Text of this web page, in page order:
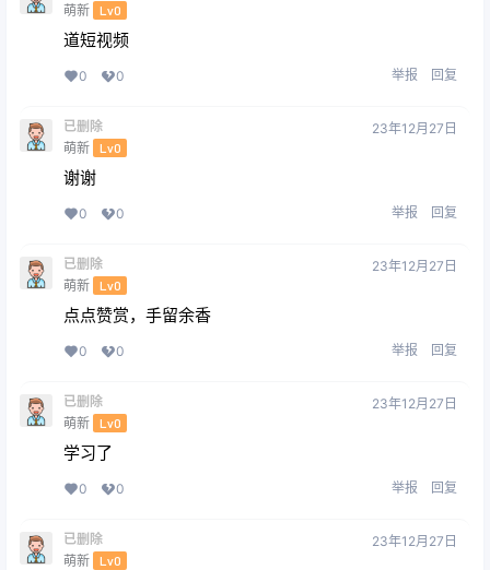
萌新 Lv0
道短视频
0 0 举报 回复
已删除
萌新 Lv0
23年12月27日
谢谢
0 0 举报 回复
已删除
萌新 Lv0
23年12月27日
点点赞赏，手留余香
0 0 举报 回复
已删除
萌新 Lv0
23年12月27日
学习了
0 0 举报 回复
已删除
萌新 Lv0
23年12月27日